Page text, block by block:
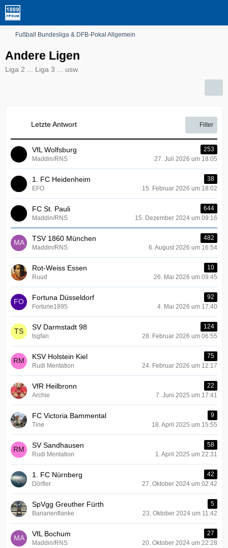
Fußball Bundesliga & DFB-Pokal Allgemein
Andere Ligen
Liga 2 ... Liga 3 ... usw.
Letzte Antwort Filter
VfL Wolfsburg
253
Maddin/RNS
27. Juli 2026 um 18:05
1. FC Heidenheim
38
EFO
15. Februar 2026 um 18:02
FC St. Pauli
644
Maddin/RNS
15. Dezember 2024 um 09:16
TSV 1860 München
482
Maddin/RNS
6. August 2026 um 16:54
Rot-Weiss Essen
10
Ruud
26. Mai 2026 um 09:45
Fortuna Düsseldorf
92
Fortune1895
4. Mai 2026 um 17:40
SV Darmstadt 98
124
tsgfan
28. Februar 2026 um 06:55
KSV Holstein Kiel
75
Rudi Mentation
24. Februar 2026 um 12:17
VfR Heilbronn
22
Archie
7. Juni 2025 um 17:41
FC Victoria Bammental
9
Tine
18. April 2025 um 15:55
SV Sandhausen
58
Rudi Mentation
1. April 2025 um 22:31
1. FC Nürnberg
42
Dörfler
27. Oktober 2024 um 02:42
SpVgg Greuther Fürth
5
Bananenflanke
23. Oktober 2024 um 11:42
VfL Bochum
27
Maddin/RNS
20. Oktober 2024 um 22:28